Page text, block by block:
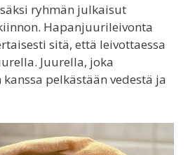
ryhmän julkaisut
Hapanjuurileivonta
sitä, että leivottaessa
Juurella, joka
pelkästään vedestä ja